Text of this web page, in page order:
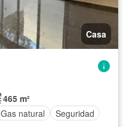
Casa
465 m²
Gas natural Seguridad